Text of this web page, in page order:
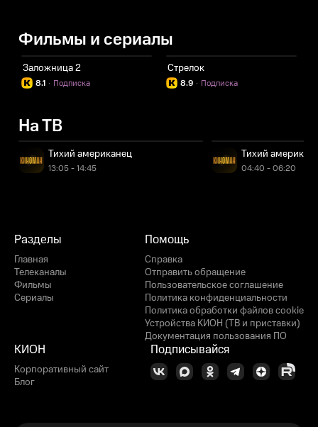
Фильмы и сериалы
Заложница 2
8.1 Подписка
·
Стрелок
8.9 Подписка
·
На ТВ
Тихий американец
13:05 - 14:45
Тихий
04:40 - 06:20
Разделы
Главная
Телеканалы
Фильмы
Сериалы
Помощь
Справка
Отправить обращение
Пользовательское соглашение
Политика конфиденциальности
Политика обработки файлов cookie
Устройства КИОН (ТВ и приставки)
Документация пользования ПО
КИОН
Корпоративный сайт
Блог
Подписывайся